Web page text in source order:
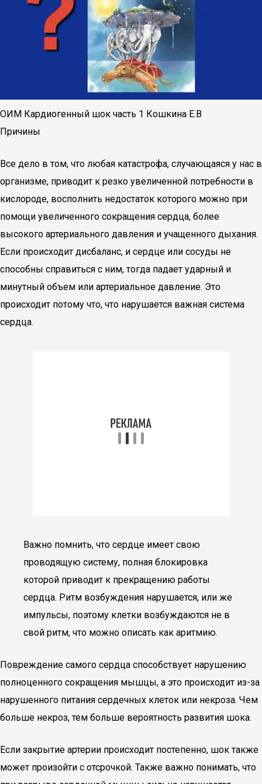
ОИМ Кардиогенный шок часть 1 Кошкина Е.В
Причины
Все дело в том, что любая катастрофа, случающаяся у нас в
организме, приводит к резко увеличенной потребности в
кислороде, восполнить недостаток которого можно при
помощи увеличенного сокращения сердца, более
высокого артериального давления и учащенного дыхания.
Если происходит дисбаланс, и сердце или сосуды не
способны справиться с ним, тогда падает ударный и
минутный объем или артериальное давление. Это
происходит потому что, что нарушается важная система
сердца.
Важно помнить, что сердце имеет свою
проводящую систему, полная блокировка
которой приводит к прекращению работы
сердца. Ритм возбуждения нарушается, или же
импульсы, поэтому клетки возбуждаются не в
свой ритм, что можно описать как аритмию.
Повреждение самого сердца способствует нарушению
полноценного сокращения мышцы, а это происходит из-за
нарушенного питания сердечных клеток или некроза. Чем
больше некроз, тем больше вероятность развития шока.
Если закрытие артерии происходит постепенно, шок также
может произойти с отсрочкой. Также важно понимать, что